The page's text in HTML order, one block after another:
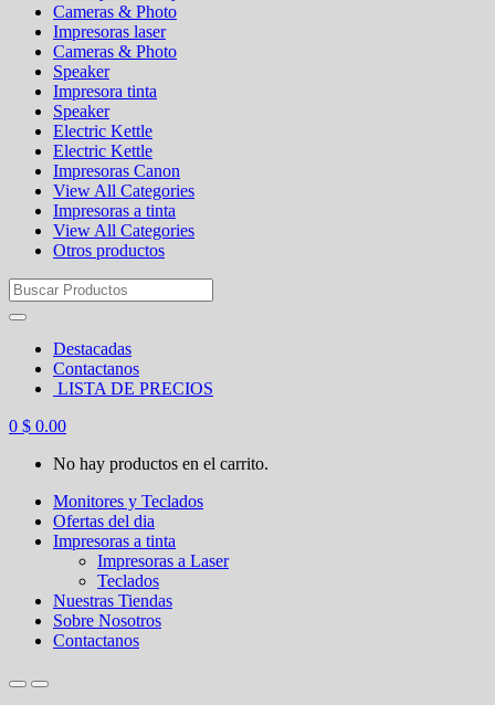
Cameras & Photo
Impresoras laser
Cameras & Photo
Speaker
Impresora tinta
Speaker
Electric Kettle
Electric Kettle
Impresoras Canon
View All Categories
Impresoras a tinta
View All Categories
Otros productos
Search
for:
Destacadas
Contactanos
LISTA DE PRECIOS
0 $ 0.00
No hay productos en el carrito.
Monitores y Teclados
Ofertas del dia
Impresoras a tinta
Impresoras a Laser
Teclados
Nuestras Tiendas
Sobre Nosotros
Contactanos